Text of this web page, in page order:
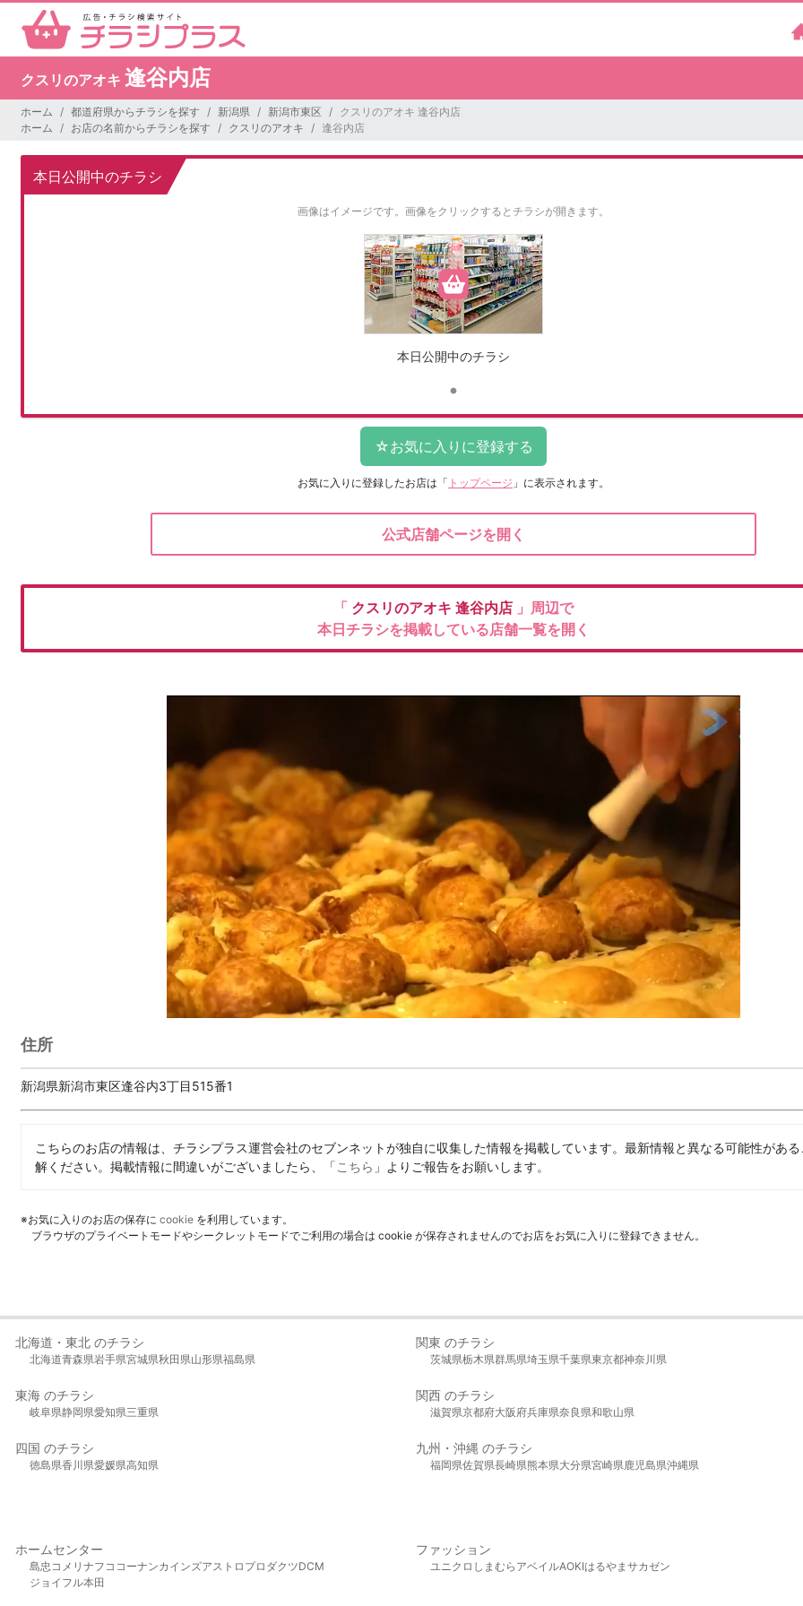
クスリのアオキ 逢谷内店
ホーム 都道府県からチラシを探す 新潟県 新潟市東区
クスリのアオキ 逢谷内店
ホーム
お店の名前からチラシを探す クスリのアオキ 逢谷内店
本日公開中のチラシ
画像はイメージです。 画像をクリックするとチラシが開きます。
本日公開中のチラシ
お気に入りに登録したお店は 「 トップページ 」に表示されます。
公式店舗ページを開く
「 クスリのアオキ 逢谷内店 」周辺で
本日チラシを掲載している店舗一覧を開く
住所
新潟県新潟市東区逢谷内3丁目515番1
こちらのお店の情報は、チラシプラス運営会社のセブンネットが独自に収集した情報を掲載しています。最新情報と異なる可能性があ
解ください。掲載情報に間違いがございましたら、「こちら 」よりご報告をお願いします。
※お気に入りのお店の保存に cookie を利用しています。
ブラウザのプライベートモードやシークレットモードでご利用の場合は cookie が保存されませんのでお店をお気に入りに登録できません。
北海道・東北 のチラシ
北海道青森県岩手県宮城県秋田県山形県福島県
関東 のチラシ
茨城県栃木県群馬県埼玉県千葉県東京都神奈川県
東海 のチラシ
岐阜県静岡県愛知県三重県
関西 のチラシ
滋賀県京都府大阪府兵庫県奈良県和歌山県
四国 のチラシ
徳島県香川県愛媛県高知県
九州・沖縄 のチラシ
福岡県佐賀県長崎県熊本県大分県宮崎県鹿児島県沖縄県
ホームセンター
島忠 コメリ ナフコ コーナンカインズアストロプロダクツDCM
ジョイフル本田
ファッション
ユニクロ しまむら アベイルAOKIはるやま サカゼン